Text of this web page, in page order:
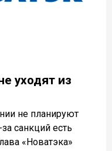
уходят из
не планируют
санкций есть
«Новатэка»